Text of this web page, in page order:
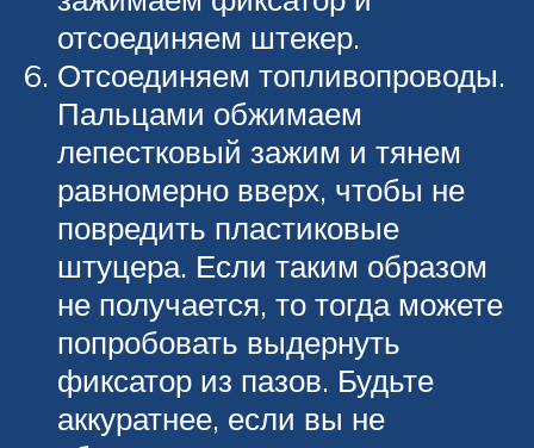
отсоединяем штекер.
Отсоединяем топливопроводы.
Пальцами обжимаем
лепестковый зажим и тянем
равномерно вверх, чтобы не
повредить пластиковые
штуцера. Если таким образом
не получается, то тогда можете
попробовать выдернуть
фиксатор из пазов. Будьте
аккуратнее, если вы не